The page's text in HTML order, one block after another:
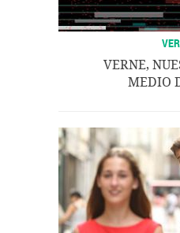
VERNE,
MEDIO